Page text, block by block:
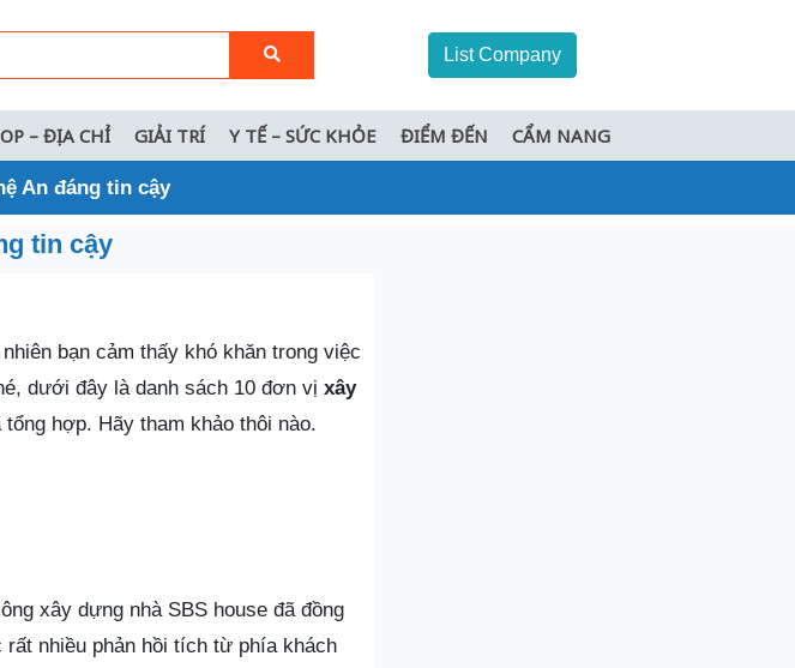
List Company
– ĐỊA CHỈ GIẢI TRÍ Y TẾ – SỨC KHỎE ĐIỂM ĐẾN CẨM NANG
An đáng tin cậy
tin cậy
bạn cảm thấy khó khăn trong việc
dưới đây là danh sách 10 đơn vị xây
tổng hợp. Hãy tham khảo thôi nào.
xây dựng nhà SBS house đã đồng
nhiều phản hồi tích từ phía khách